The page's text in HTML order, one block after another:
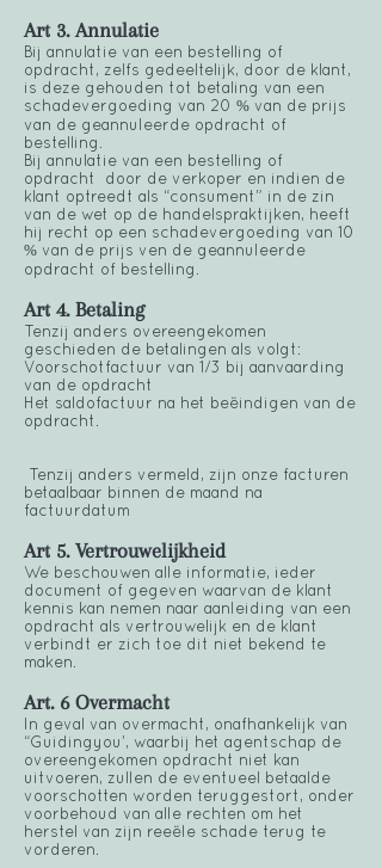
Art 3. Annulatie
Bij annulatie van een bestelling of
opdracht, zelfs gedeeltelijk, door de klant,
is deze gehouden tot betaling van een
schadevergoeding van 20 % van de prijs
van de geannuleerde opdracht of
bestelling.
Bij annulatie van een bestelling of
opdracht door de verkoper en indien de
klant optreedt als “consument” in de zin
van de wet op de handelspraktijken, heeft
hij recht op een schadevergoeding van 10
% van de prijs ven de geannuleerde
opdracht of bestelling.
Art 4. Betaling
Tenzij anders overeengekomen
geschieden de betalingen als volgt:
Voorschotfactuur van 1/3 bij aanvaarding
van de opdracht
Het saldofactuur na het beëindigen van de
opdracht.
Tenzij anders vermeld, zijn onze facturen
betaalbaar binnen de maand na
factuurdatum
Art 5. Vertrouwelijkheid
We beschouwen alle informatie, ieder
document of gegeven waarvan de klant
kennis kan nemen naar aanleiding van een
opdracht als vertrouwelijk en de klant
verbindt er zich toe dit niet bekend te
maken.
Art. 6 Overmacht
In geval van overmacht, onafhankelijk van
“Guidingyou’, waarbij het agentschap de
overeengekomen opdracht niet kan
uitvoeren, zullen de eventueel betaalde
voorschotten worden teruggestort, onder
voorbehoud van alle rechten om het
herstel van zijn reeële schade terug te
vorderen.